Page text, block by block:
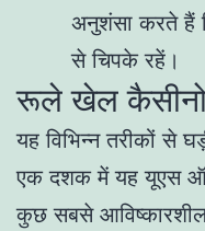
अनुशंसा करते हैं
से चिपके रहें।
रूले खेल कैसीनो
यह विभिन्न तरीकों से
एक दशक में यह यूएस
कुछ सबसे